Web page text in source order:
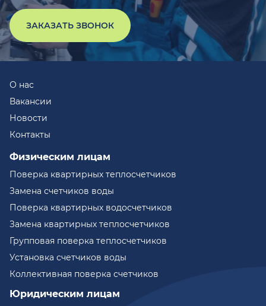
ЗАКАЗАТЬ ЗВОНОК
О нас
Вакансии
Новости
Контакты
Физическим лицам
Поверка квартирных теплосчетчиков
Замена счетчиков воды
Поверка квартирных водосчетчиков
Замена квартирных теплосчетчиков
Групповая поверка теплосчетчиков
Установка счетчиков воды
Коллективная поверка счетчиков
Юридическим лицам